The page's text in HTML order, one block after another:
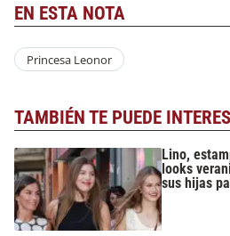
EN ESTA NOTA
Princesa Leonor
TAMBIÉN TE PUEDE
Lino,
looks
sus hijas